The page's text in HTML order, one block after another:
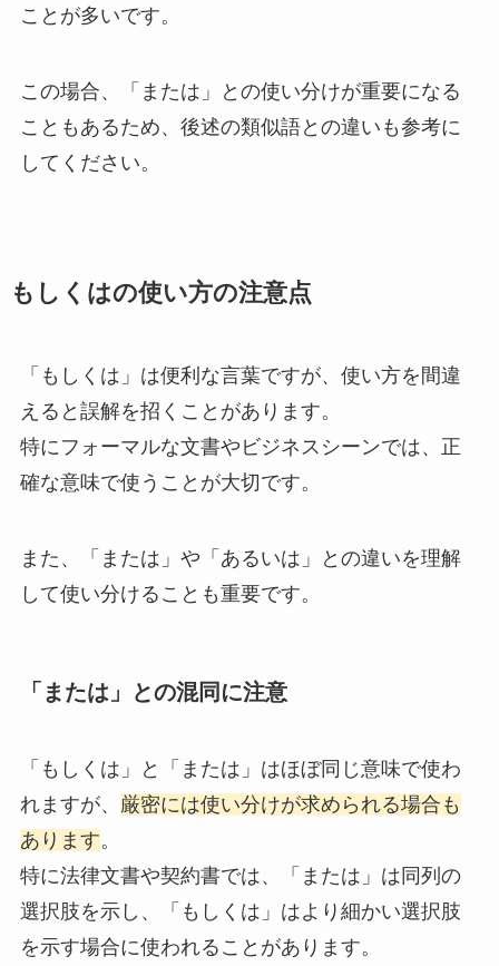
ことが多いです。
この場合、「または」との使い分けが重要になる
こともあるため、後述の類似語との違いも参考に
してください。
もしくはの使い方の注意点
「もしくは」は便利な言葉ですが、使い方を間違
えると誤解を招くことがあります。
特にフォーマルな文書やビジネスシーンでは、正
確な意味で使うことが大切です。
また、「または」や「あるいは」との違いを理解
して使い分けることも重要です。
「または」との混同に注意
「もしくは」と「または」はほぼ同じ意味で使わ
れますが、 厳密には使い分けが求められる場合も
あります。
特に法律文書や契約書では、「または」は同列の
選択肢を示し、「もしくは」はより細かい選択肢
を示す場合に使われることがあります。